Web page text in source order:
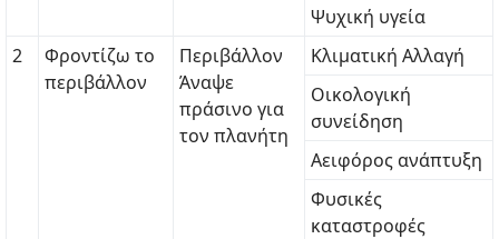
Ψυχική υγεία
2
Φροντίζω το
περιβάλλον
Περιβάλλον
Άναψε
πράσινο για
τον πλανήτη
Κλιματική Αλλαγή
Οικολογική
συνείδηση
Αειφόρος ανάπτυξη
Φυσικές
καταστροφές